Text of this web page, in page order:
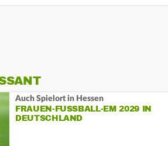
Auch Spielort in Hessen
FRAUEN-FUSSBALL-EM 2029 IN D
EUTSCHLAND